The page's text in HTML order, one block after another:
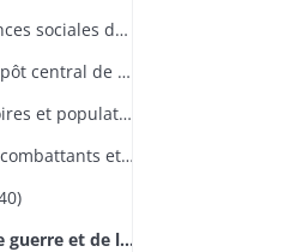
13AL2 Fonds de l'office supérieur d'assurances sociales de Mulhouse, chambre détachée de Colmar (1921-1925)
15AL Fonds du Zentralkriegswarenlager/dépôt central de ravitaillement à Colmar (1915-1919)
16AL2 Fonds de l'administration des territoires et populations haut-rhinois sous contrôle de la France (1914-1918)
17AL2 Fonds de l'office départemental des combattants et victimes de la guerre (1924-1973)
(1919-1940)